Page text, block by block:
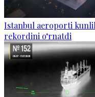
Istanbul aeroporti
rekordini o‘rnatdi